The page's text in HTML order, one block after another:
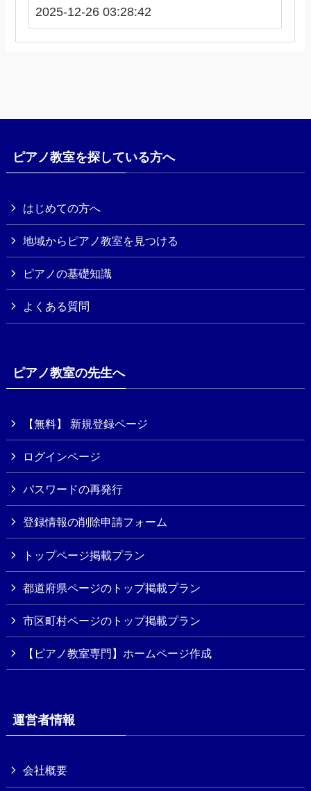
2025-12-26 03:28:42
ピアノ教室を探している方へ
はじめての方へ
地域からピアノ教室を見つける
ピアノの基礎知識
よくある質問
ピアノ教室の先生へ
【無料】 新規登録ページ
ログインページ
パスワードの再発行
登録情報の削除申請フォーム
トップページ掲載プラン
都道府県ページのトップ掲載プラン
市区町村ページのトップ掲載プラン
【ピアノ教室専門】ホームページ作成
運営者情報
会社概要